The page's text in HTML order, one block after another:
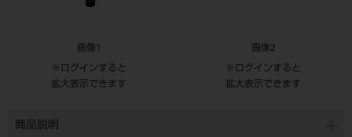
画像1
※ログインすると
拡大表示できます
画像2
※ログインすると
拡大表示できます
商品説明